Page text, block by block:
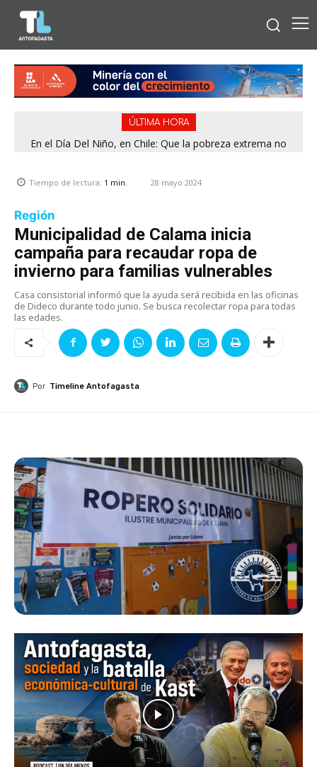
ÚLTIMA HORA
En el Día Del Niño, en Chile: Que la pobreza extrema no
Tiempo de lectura: 1 min. 28 mayo 2024
Región
Municipalidad de Calama inicia
campaña para recaudar ropa de
invierno para familias vulnerables
Casa consistorial informó que la ayuda será recibida en las oficinas
de Dideco durante todo junio. Se busca recolectar ropa para todas
las edades.
Por Timeline Antofagasta